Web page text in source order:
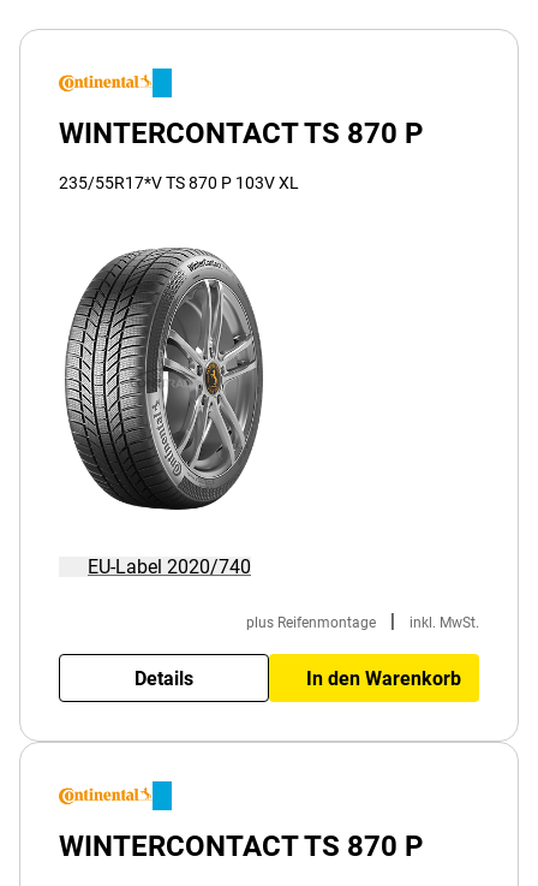
WINTERCONTACT TS 870 P
235/55R17*V TS 870 P 103V XL
EU-Label 2020/740
plus Reifenmontage inkl. MwSt.
Details In den Warenkorb
WINTERCONTACT TS 870 P